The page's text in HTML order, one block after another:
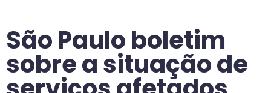
São Paulo boletim
sobre a situação de